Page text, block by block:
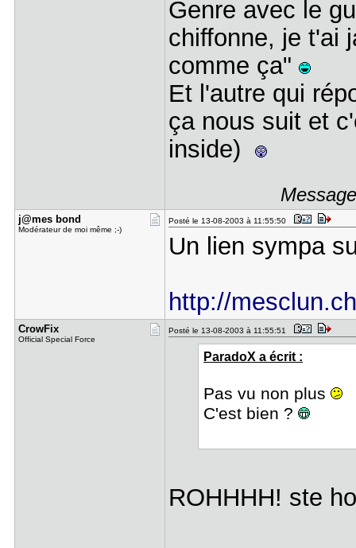
Genre avec le
chiffonne, je t'ai
comme ça"
Et l'autre qui
ça nous suit et
inside)
j@mes bond
Modérateur de moi même ;-)
Posté le 13-08-2003 à 11:55:50
Un lien sympa
http://
CrowFix
Official Special Force
Posté le 13-08-2003 à 11:55:51
ParadoX a écrit :
Pas vu non plus
C'est bien ?
ROHHHH! ste